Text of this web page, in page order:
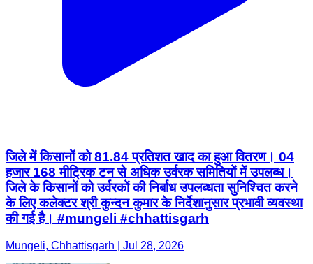
जिले में किसानों को 81.84 प्रतिशत खाद का हुआ वितरण। 04
हजार 168 मीट्रिक टन से अधिक उर्वरक समितियों में उपलब्ध।
जिले के किसानों को उर्वरकों की निर्बाध उपलब्धता सुनिश्चित करने
के लिए कलेक्टर श्री कुन्दन कुमार के निर्देशानुसार प्रभावी व्यवस्था
की गई है। #mungeli #chhattisgarh
Mungeli, Chhattisgarh | Jul 28, 2026